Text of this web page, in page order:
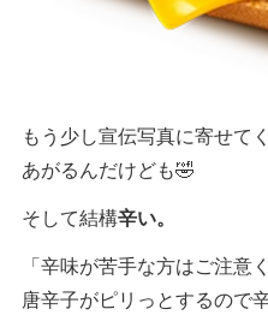
もう少し宣伝写真に寄せて
あがるんだけども🤣
そして結構辛い。
「辛味が苦手な方はご注意
唐辛子がピリっとするので